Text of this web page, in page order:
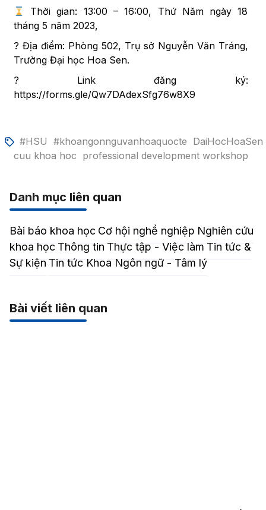
Thời gian: 13:00 – 16:00, Thứ Năm ngày 18
tháng 5 năm 2023,
? Địa điểm: Phòng 502, Trụ sở Nguyễn Văn Tráng,
Trường Đại học Hoa Sen.
? Link đăng ký:
https://forms.gle/Qw7DAdexSfg76w8X9
#HSU #khoangonnguvanhoaquocte DaiHocHoaSen
cuu khoa hoc professional development workshop
Danh mục liên quan
Bài báo khoa học Cơ hội nghề nghiệp Nghiên cứu
khoa họcThông tinThực tập - Việc làmTin tức &
Sự kiệnTin tức Khoa Ngôn ngữ - Tâm lý
Bài viết liên quan